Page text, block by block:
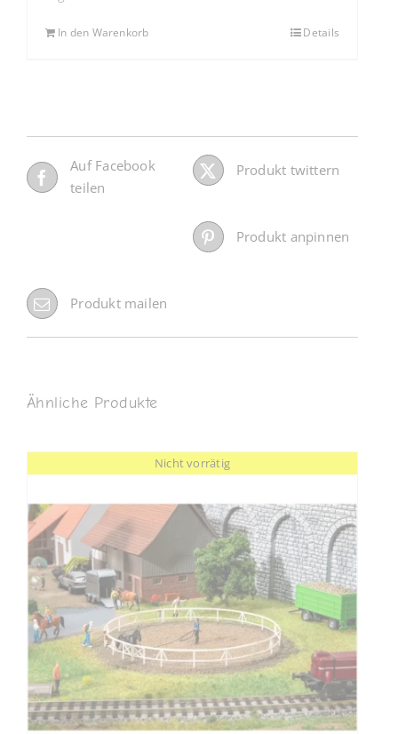
In den Warenkorb Details
Auf Facebook
teilen
Produkt twittern
Produkt anpinnen
Produkt mailen
Ähnliche Produkte
Nicht vorrätig